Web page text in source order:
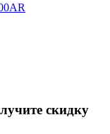
скидку